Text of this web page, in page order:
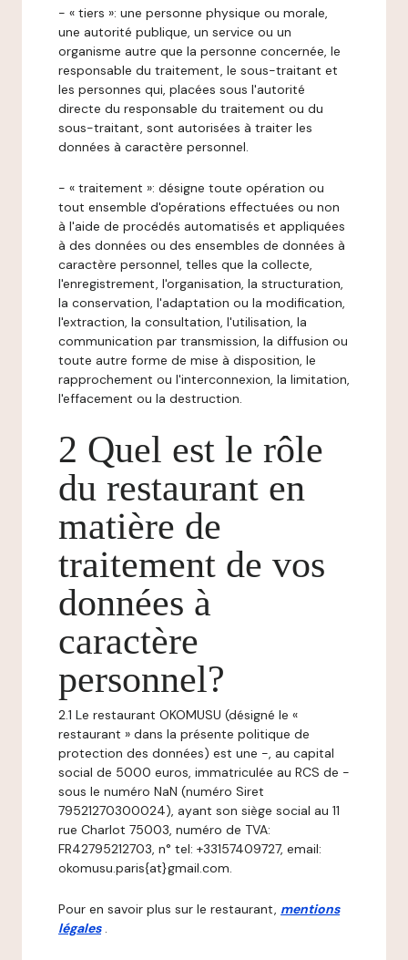
- « tiers »: une personne physique ou morale,
une autorité publique, un service ou un
organisme autre que la personne concernée, le
responsable du traitement, le sous-traitant et
les personnes qui, placées sous l'autorité
directe du responsable du traitement ou du
sous-traitant, sont autorisées à traiter les
données à caractère personnel.
- « traitement »: désigne toute opération ou
tout ensemble d'opérations effectuées ou non
à l'aide de procédés automatisés et appliquées
à des données ou des ensembles de données à
caractère personnel, telles que la collecte,
l'enregistrement, l'organisation, la structuration,
la conservation, l'adaptation ou la modification,
l'extraction, la consultation, l'utilisation, la
communication par transmission, la diffusion ou
toute autre forme de mise à disposition, le
rapprochement ou l'interconnexion, la limitation,
l'effacement ou la destruction.
2 Quel est le rôle
du restaurant en
matière de
traitement de vos
données à
caractère
personnel?
2.1 Le restaurant OKOMUSU (désigné le «
restaurant » dans la présente politique de
protection des données) est une -, au capital
social de 5000 euros, immatriculée au RCS de -
sous le numéro NaN (numéro Siret
79521270300024), ayant son siège social au 11
rue Charlot 75003, numéro de TVA:
FR42795212703, n° tel: +33157409727, email:
okomusu.paris{at}gmail.com.
Pour en savoir plus sur le restaurant, mentions
légales .